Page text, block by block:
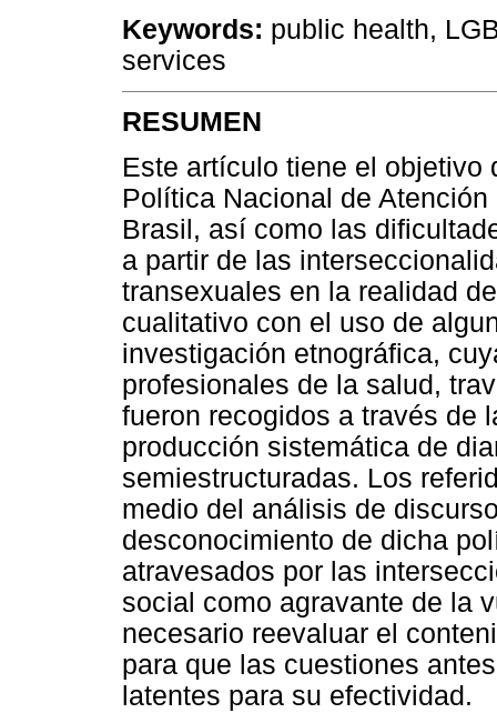
Keywords: public health,
services
RESUMEN
Este artículo tiene el objetivo
Política Nacional de
Brasil, así como las
a partir de las
transexuales en la realidad
cualitativo con el uso de
investigación etnográfica,
profesionales de la salud,
fueron recogidos a través de
producción sistemática de
semiestructuradas. Los
medio del análisis de
desconocimiento de dicha
atravesados por las
social como agravante de la
necesario reevaluar el
para que las cuestiones
latentes para su efectividad.